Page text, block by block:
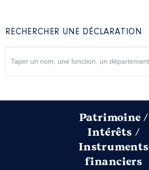
RECHERCHER UNE DÉCLARATION
Patrimoine /
Intérêts /
Instruments
financiers